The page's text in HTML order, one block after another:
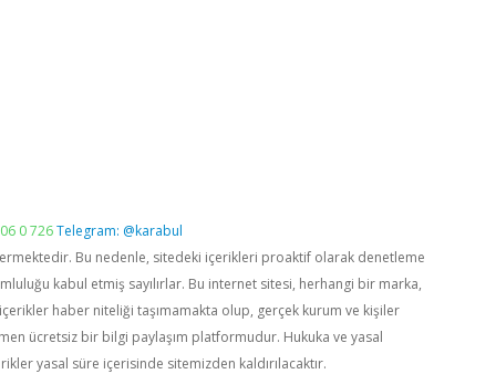
0 726Telegram: @karabul
Bu nedenle, sitedeki içerikleri proaktif olarak denetleme
kabul etmiş sayılırlar. Bu internet sitesi, herhangi bir marka,
haber niteliği taşımamakta olup, gerçek kurum ve kişiler
ücretsiz bir bilgi paylaşım platformudur. Hukuka ve yasal
yasal süre içerisinde sitemizden kaldırılacaktır.